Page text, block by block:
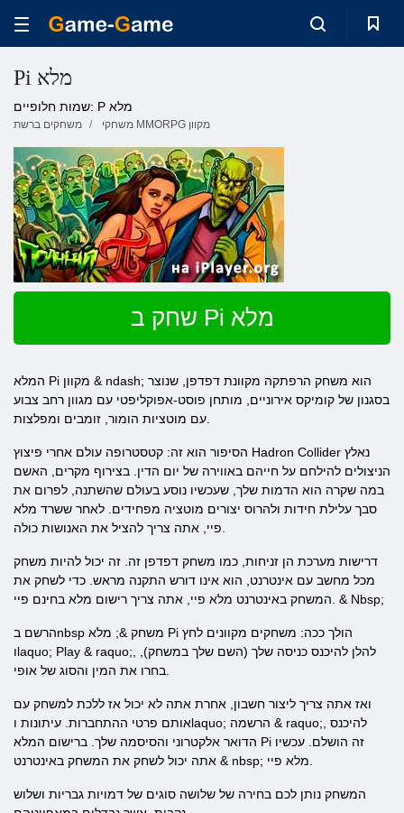
Pi מלא
שמות חלופיים: P מלא
משחקים ברשת משחקי MMORPG מקוון
שחק ב Pi מלא
המלא Pi מקוון & ndash; הוא משחק הרפתקה מקוונת דפדפן, שנוצר
בסגנון של קומיקס אירוניים, מותחן פוסט-אפוקליפטי עם מגוון רחב צבוע
הסיפור הוא זה: קטסטרופה עולם אחרי פיצוץ Hadron Collider נאלץ
הניצולים להילחם על חייהם באווירה של יום הדין. בצירוף מקרים, האשם
במה שקרה הוא הדמות שלך, שעכשיו נוסע בעולם שהשתנה, לפרום את
סבך עלילת חידות ולהרוס יצורים מוטציה מפחידים. לאחר ששרד מלא
דרישות מערכת הן זניחות, כמו משחק דפדפן זה. זה יכול להיות משחק
מכל מחשב עם אינטרנט, הוא אינו דורש התקנה מראש. כדי לשחק את
המשחק באינטרנט מלא פיי, אתה צריך רישום מלא בחינם פיי. & Nbsp;
הרשם בnbsp משחק &; מלא Pi הולך ככה: משחקים מקוונים לחץ
וlaquo; Play & raquo;, להלן להיכנס כניסה שלך (השם שלך במשחק),
ואז אתה צריך ליצור חשבון, אחרת אתה לא יכול אז ללכת למשחק עם
אותם פרטי ההתחברות. עיתונות וlaquo; הרשמה & raquo;, להיכנס
הדואר אלקטרוני והסיסמה שלך. ברישום המלא Pi זה הושלם. עכשיו
המשחק נותן לכם בחירה של שלושה סוגים של דמויות גבריות ושלוש